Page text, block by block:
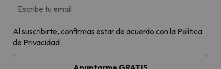
Escribe tu email
Al suscribirte, confirmas estar de acuerdo con la Política
de Privacidad